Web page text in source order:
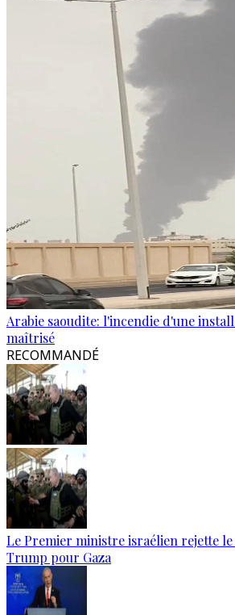
Arabie saoudite: l'incendie d'une
maîtrisé
RECOMMANDÉ
Le Premier ministre israélien rejette le
Trump pour Gaza